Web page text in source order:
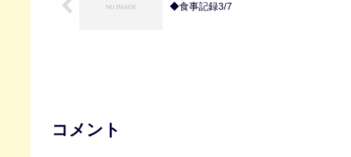
◆食事記録3/7
コメント